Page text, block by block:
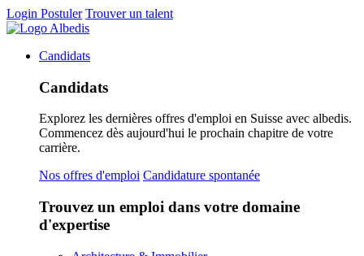
Login Postuler Trouver un talent
Candidats
Candidats
Explorez les dernières offres d'emploi en Suisse avec albedis.
Commencez dès aujourd'hui le prochain chapitre de votre
carrière.
Nos offres d'emploi Candidature spontanée
Trouvez un emploi dans votre domaine
d'expertise